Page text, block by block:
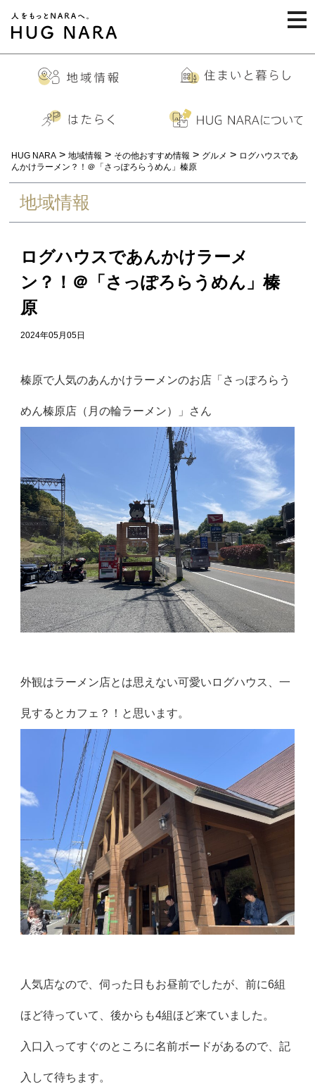
HUG NARA > 地域情報 > その他おすすめ情報 > グルメ > ログハウスであ
んかけラーメン？！＠「さっぽろらうめん」榛原
地域情報
ログハウスであんかけラーメ
ン？！＠「さっぽろらうめん」榛
原
2024年05月05日
榛原で人気のあんかけラーメンのお店「さっぽろらう
めん榛原店（月の輪ラーメン）」さん
外観はラーメン店とは思えない可愛いログハウス、一
見するとカフェ？！と思います。
人気店なので、伺った日もお昼前でしたが、前に6組
ほど待っていて、後からも4組ほど来ていました。
入口入ってすぐのところに名前ボードがあるので、記
入して待ちます。